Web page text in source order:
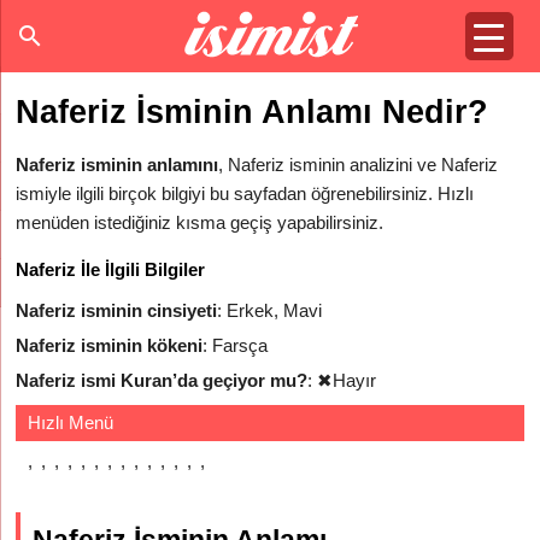
Naferiz İsminin Anlamı Nedir?
Naferiz isminin anlamını, Naferiz isminin analizini ve Naferiz
ismiyle ilgili birçok bilgiyi bu sayfadan öğrenebilirsiniz. Hızlı
menüden istediğiniz kısma geçiş yapabilirsiniz.
Naferiz İle İlgili Bilgiler
Naferiz isminin cinsiyeti: Erkek, Mavi
Naferiz isminin kökeni: Farsça
Naferiz ismi Kuran’da geçiyor mu?: ✖Hayır
Hızlı Menü